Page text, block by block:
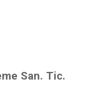
San. Tic.